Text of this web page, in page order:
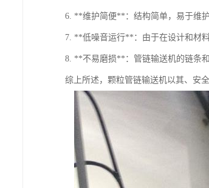
6. **维护简便**：结构简单，易于维
7. **低噪音运行**：由于在设计和材
8. **不易磨损**：管链输送机的链条
综上所述，颗粒管链输送机以其、安